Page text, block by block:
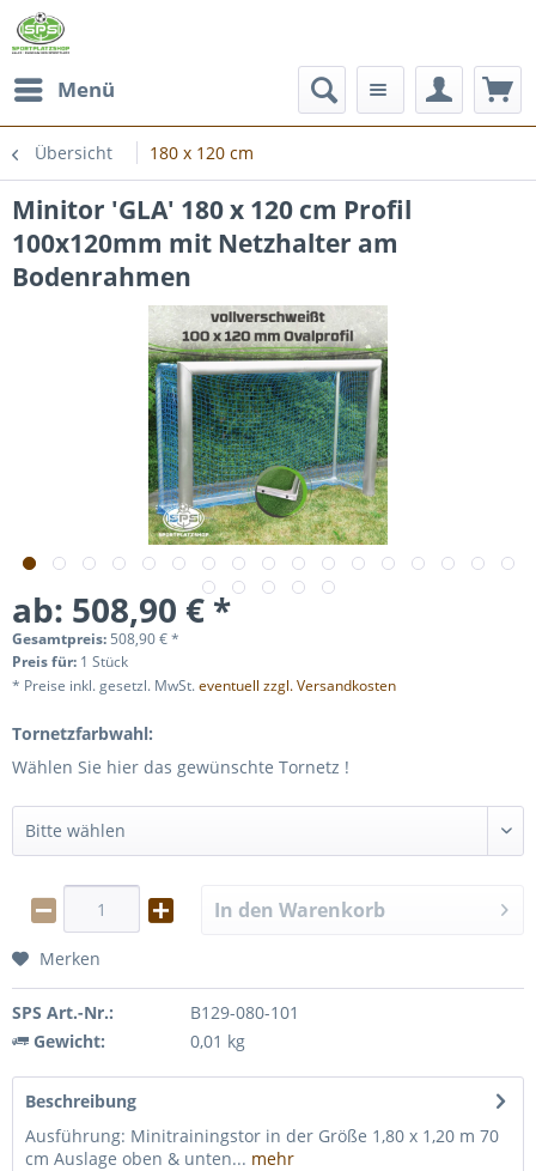
Menü
Übersicht 180 x 120 cm
Minitor 'GLA' 180 x 120 cm Profil
100x120mm mit Netzhalter am
Bodenrahmen
ab: 508,90 € *
Gesamtpreis: 508,90€*
Preis für: 1 Stück
* Preise inkl. gesetzl. MwSt.eventuell zzgl. Versandkosten
Tornetzfarbwahl:
Wählen Sie hier das gewünschte Tornetz !
In den Warenkorb
Merken
SPS Art.-Nr.:
B129-080-101
Gewicht:
0,01 kg
Beschreibung
Ausführung: Minitrainingstor in der Größe 1,80 x 1,20 m 70
cm Auslage oben & unten... mehr